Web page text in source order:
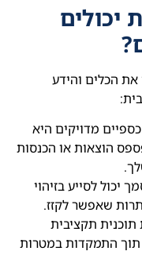
יכולים
הכלים והידע
מדויקים היא
הוצאות או הכנסות
יכול לסייע בזיהוי
שאפשר לקזז.
תוכנית תקציבית
התמקדות במטרות